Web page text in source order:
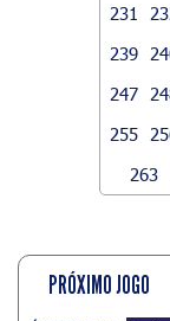
231
239
247
255
263
PRÓXIMO JOGO